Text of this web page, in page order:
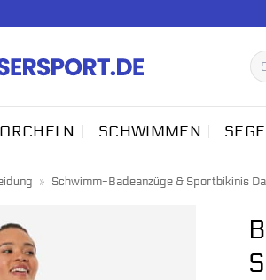
SCHWIMMEN
» Schwimm-Badeanzüge & Sportbikinis